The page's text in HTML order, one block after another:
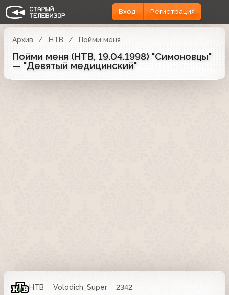
Вход Регистрация
Архив НТВ Пойми меня
Пойми меня (НТВ, 19.04.1998) "Симоновцы"
— "Девятый медицинский"
НТВ Volodich_Super
2342